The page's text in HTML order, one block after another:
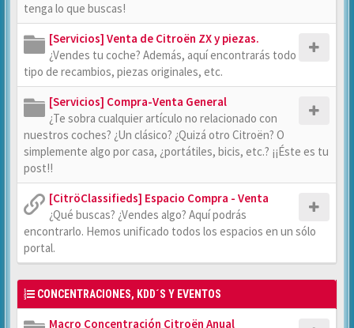
tenga lo que buscas!
[Servicios] Venta de Citroën ZX y piezas.
¿Vendes tu coche? Además, aquí encontrarás todo
tipo de recambios, piezas originales, etc.
[Servicios] Compra-Venta General
¿Te sobra cualquier artículo no relacionado con
nuestros coches? ¿Un clásico? ¿Quizá otro Citroën? O
simplemente algo por casa, ¿portátiles, bicis, etc.? ¡¡Éste es tu
post!!
[CitröClassifieds] Espacio Compra - Venta
¿Qué buscas? ¿Vendes algo? Aquí podrás
encontrarlo. Hemos unificado todos los espacios en un sólo
portal.
CONCENTRACIONES, KDD´S Y EVENTOS
Macro Concentración Citroën Anual